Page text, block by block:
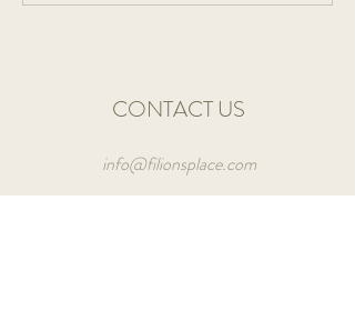
CONTACT US
info@filionsplace.com